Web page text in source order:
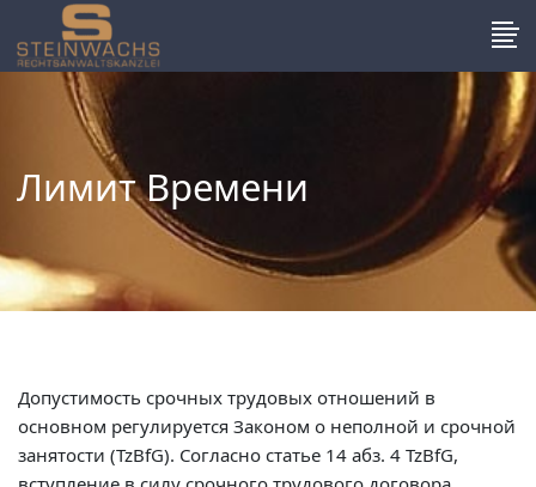
Лимит Времени
Допустимость срочных трудовых отношений в основном регулируется Законом о неполной и срочной занятости (TzBfG). Согласно статье 14 абз. 4 TzBfG, вступление в силу срочного трудового договора должно быть оформлено в письменной форме. Согласно решению Сената седьмого созыва от 21 декабря 2005 года (7 AZR 541/04), требование письменной формы распространяется не только на календарное ограничение, но и на целевое ограничение. Согласно § 3 абз. 1 движение 2 2 альт. TzBfG, срочный трудовой договор существует, если его продолжительность обусловлена ​​видом, целью или характером работы. В случае срочного договора стороны ставят прекращение трудовых отношений в зависимость от наступления будущего события, наступление которого они считают достоверным; учитывается только момент времени, в который это событие произойдет. неопределенный. Таким образом, ограничение цели требует, чтобы стороны согласовали цель трудового договора. Поскольку описание цели договора заменяет дату или время в случае ограничения срока, цель договора должна быть согласована в письменной форме. § 14 Абс. 4 TzBfG подчиняет любой срочный трудовой договор требованию письменной формы без ограничений. Сенат также постановил, что работник, желающий заявить о недействительности срочного трудового договора, должен в соответствии со статьей 17 предложением 1 TzBfG подать иск в суд по трудовым спорам в течение трех недель после согласованного окончания срочного трудового договора. трудовой договор о заявлении о прекращении трудовых отношений в связи с неистёкшим сроком. Срочные трудовые отношения прекращаются в соответствии со статьей 15 абз. 2 ЦБфГ по достижении цели, но не ранее двух недель после получения письменного сообщения от работодателя о времени достижения цели. Сенат седьмого созыва также рассмотрел вопрос о необходимости письменной формы в решении от 26 июля 2006 года (7 AZR 514/05). Сенат постановил, что требование письменной формы, предусмотренное статьей 126 абз. 2 Предложение 2 BGB, согласно которому договор должен быть подписан сторонами на одном и том же документе, является достаточным, если работодатель предлагает заключить срочный трудовой договор в письме, подписанном им и адресованном работнику, и работник это делает. поэтому принимает предложение о заключении контракта, подписывая тот же документ. Этим решением Седьмой Сенат отказался от прецедентного права Имперского суда, согласно которому требования § 126 абз. 2 Предложение 1 BGB было достаточным только в том случае, если юридические заявления, вытекающие из соглашения участвующих сторон, были полностью покрыты подписями. Таким образом, Сенат седьмого созыва последовал прецедентному праву Федерального суда по требованию письменной формы для договоров долгосрочной аренды в § 566 BGB старой версии. Федеральный суд заявил, что строгое соблюдение решения Имперского суда было трудно обеспечить контрагентам, не имеющим юридического образования, и привело к тому, что огромное количество договоров аренды не было оформлено в письменной форме. Сенат седьмого созыва решил, что эти соображения также применимы к положениям абзаца 14 статьи. 4 Применяются требования стандартизированной письменной формы TzBfG для ограничения трудовых договоров. Функция разъяснения, доказательства и предупреждения выполняется, если работник подписывает подписанное работодателем предложение о заключении срочного трудового договора на том же документе с добавлением «согласован» или без него и, следовательно, из документа можно легко понять, действительно ли и с каким содержанием был согласован срок. Согласно статье 14 абз. 2 предложения 1 TzBfG календарное ограничение трудового договора без наличия объективной причины допускается на срок до двух лет. Согласно статье 14 абз. 2 предложение 2 TzBfG, однако такой срочный договор не допускается, если с тем же работодателем уже существовали срочные или постоянные трудовые отношения. Согласно решению Сената седьмого созыва от 18 октября 2006 года (7 AZR 683/05), запрет на аффилированность в статье 14 п. 2 Предложение 2 TzBfG не нарушается, если работник после необоснованного срочного стажа трудоустроен не у того же работодателя, а в компании, аффилированной с этим работодателем по срочному договору. Предыдущее трудоустройство исключает необоснованный срочный договор только в том случае, если он заключался с тем же работодателем. Это физическое или юридическое лицо, заключившее с работником трудовой договор. Даже для работодателей, входящих в группу, запрет на членство применяется только в том случае, если договорным партнером работника в обоих договорах является одно и то же физическое или юридическое лицо. Если различные компании, входящие в группу, заключают с работником срочные договоры без изменения места работы, такая конструкция договора внутри группы не нарушает принцип добросовестности (§ 242 BGB), по крайней мере, если продолжительность срочный договор в целом не превышает четырех лет. Согласно статье 14 абз. 2 предложение 1 TzBfG, срочный трудовой договор может быть продлен максимум три раза на общий период в два года. Решением от 18 января 2006 года (7 AZR 178/05) Сенат седьмого созыва постановил, что необходимым условием продления является: С. § 14 абз. 2 Предложение 1 TzBfG заключается в том, что соглашение о продлении заключается до окончания срока продлеваемого договора и изменяется только срок договора, но не другие условия труда. В противном случае речь идет о заключении нового трудового договора, срок которого ограничен без каких-либо объективных причин в соответствии с частью статьи 14. 2 Предложение 2 TzBfG недопустимо. Работник должен быть защищен от отказа работодателя продолжать трудовые отношения в течение ограниченного периода времени в соответствии со статьей 14 абз. 2 предложение 1 TzBfG ставит его в зависимость от принятия работником измененных условий труда или от склонения работника к заключению другого срочного трудового договора без объективных причин путем предложения других условий труда, которые могут быть для него более выгодными. С другой стороны, изменение условий труда по обоюдному согласию допускается в соответствии с законом о срочном сроке, если оно не происходит в связи с продлением контракта и не затрагивает продолжительность контракта. Таким образом, если стороны договорятся в течение срока действия договора в соответствии с § 14 абз. 2 предложение 1 TzBfG, если трудовой договор без объективной причины является срочным с сохранением срока договора, изменение условий труда представляет собой позднее продление договора в соответствии с частью статьи 14. 2 Предложение 1 ЦБфГ этому не противоречит. Продление договора не требует, чтобы условия первоначального договора оставались неизменными в течение всего срока действия договора. В своем решении от 26 июля 2006 г. Седьмой Сенат принял данную прецедентную практику не в связи с продлением контракта, а до или после него, что не имеет никакого значения с точки зрения срочного права. Если стороны договорятся о продлении трудового договора на один год без каких-либо объективных причин в течение срока действия трудового договора на один год и если через несколько дней они достигнут соглашения об изменении предусмотренной договором деятельности и вознаграждении, это не не лишать ранее заключенное соглашение характера продления договора по смыслу § 14 абз. 2 Предложение 1 ЦБфГ. Своим решением от 23 августа 2006 года (7 AZR 12/06) Сенат седьмого созыва продолжил судебную практику по принципам продления контракта. Сенат утвердил продление срочного трудового договора без объективной причины в соответствии со статьей 14 абз. 2 Предложение 1 TzBfG при условии, что соглашение о переносе даты расторжения заключено в письменной форме до окончания срока действия предыдущего договора и что в остальном содержание договора остается неизменным. При продлении договора стороны могут лишь вносить коррективы в текст договора с учетом правовой ситуации, действующей на момент продления. Такая допустимая корректировка имеет место, если в документе зафиксированы ранее согласованные изменения условий договора или работодатель использует измененное содержание договора для удовлетворения требования временного работника, существовавшего на момент продления. Продление является частью § 14 абз. 2 Предложение 1 TzBfG не применяется, если помимо переноса срока прекращения срочного трудового договора одновременно изменяется содержание договора, даже в пользу работника. Продление срочного трудового договора без каких-либо объективных причин не требует наличия у работника явной связи с предыдущим срочным трудовым договором. Продление также не является договорным условием. См. §§ 305 и далее BGB. Согласно статье 14 абз. 1 предложение 1 TzBfG ограничение трудового договора допускается, если оно обосновано объективной причиной. Объективная причина срочного договора существует, в том числе, если работник принят на работу для представления другого работника (ст. 14 абз. 1 предложение 2 № 3 ЦБфГ). В своем решении от 15 февраля 2006 года (7 AZR 232/05) Седьмой Сенат подтвердил, что фактическое основание для представительства существует и в том случае, если временный работник выполняет задачи, которые работодатель поручает временно отсутствующему работнику во время его дальнейшей работы. фактически и юридически быть переданы по его возвращении. Фактическая причина представления согласно § 14 абз. 1 Предложение 2 № 3 TzBfG может применяться в трех падежных сочетаниях: Это происходит, когда представитель берет на себя задачи представителя (прямое представительство). В таком случае работодатель должен доказать, что согласно трудовому договору на представителя возложены задачи, которые ранее были возложены на временно отсутствующего работника. Случай замещения имеет место и в том случае, если деятельность временно отсутствующего работника осуществляется не представителем, а другим работником или несколькими другими работниками, но представитель был принят на работу в связи с временной необходимостью в рабочей силе ввиду отсутствия предс